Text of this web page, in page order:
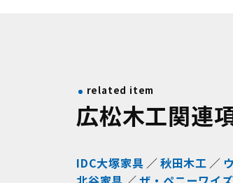
related item
広松木工関連
IDC大塚家具 秋田木工